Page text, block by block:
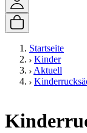
Startseite
Kinder
Aktuell